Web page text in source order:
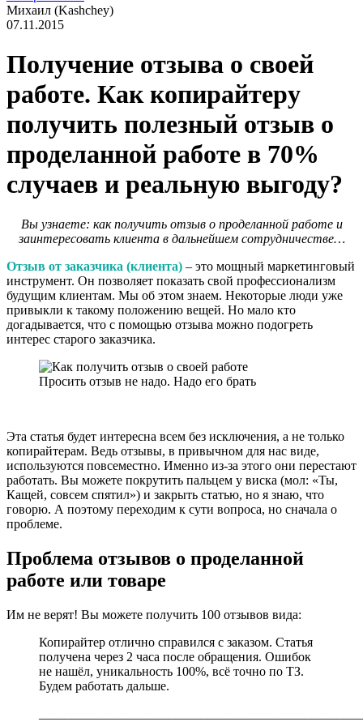
Михаил (Kashchey)
07.11.2015
Получение отзыва о своей
работе. Как копирайтеру
получить полезный отзыв о
проделанной работе в 70%
случаев и реальную выгоду?
Вы узнаете: как получить отзыв о проделанной работе и
заинтересовать клиента в дальнейшем сотрудничестве…
Отзыв от заказчика (клиента) – это мощный маркетинговый
инструмент. Он позволяет показать свой профессионализм
будущим клиентам. Мы об этом знаем. Некоторые люди уже
привыкли к такому положению вещей. Но мало кто
догадывается, что с помощью отзыва можно подогреть
интерес старого заказчика.
Просить отзыв не надо. Надо его брать
Эта статья будет интересна всем без исключения, а не только
копирайтерам. Ведь отзывы, в привычном для нас виде,
используются повсеместно. Именно из-за этого они перестают
работать. Вы можете покрутить пальцем у виска (мол: «Ты,
Кащей, совсем спятил») и закрыть статью, но я знаю, что
говорю. А поэтому переходим к сути вопроса, но сначала о
проблеме.
Проблема отзывов о проделанной
работе или товаре
Им не верят! Вы можете получить 100 отзывов вида:
Копирайтер отлично справился с заказом. Статья
получена через 2 часа после обращения. Ошибок
не нашёл, уникальность 100%, всё точно по ТЗ.
Будем работать дальше.